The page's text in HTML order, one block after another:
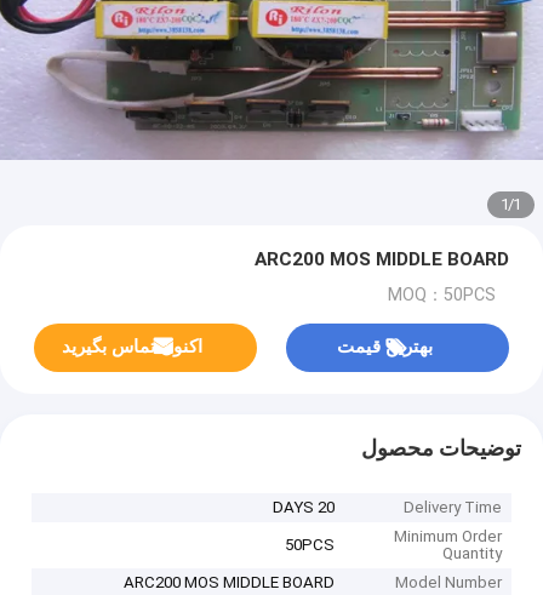
1
/
1
ARC200 MOS MIDDLE BOARD
MOQ：50PCS
بهترین قیمت اکنون تماس بگیرید
توضیحات محصول
Delivery Time
20 DAYS
Minimum Order
Quantity
50PCS
Model Number
ARC200 MOS MIDDLE BOARD